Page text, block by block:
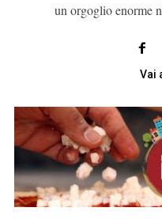
un orgoglio enorme
Vai